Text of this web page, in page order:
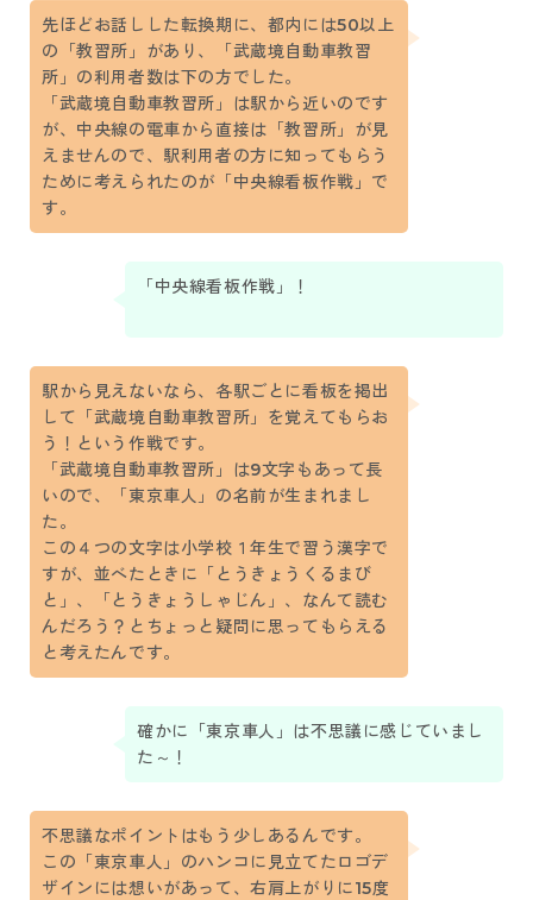
先ほどお話しした転換期に、都内には50以上
の「教習所」があり、「武蔵境自動車教習
所」の利用者数は下の方でした。
「武蔵境自動車教習所」は駅から近いのです
が、中央線の電車から直接は「教習所」が見
えませんので、駅利用者の方に知ってもらう
ために考えられたのが「中央線看板作戦」で
す。
「中央線看板作戦」！
駅から見えないなら、各駅ごとに看板を掲出
して「武蔵境自動車教習所」を覚えてもらお
う！という作戦です。
「武蔵境自動車教習所」は9文字もあって長
いので、「東京車人」の名前が生まれまし
た。
この４つの文字は小学校１年生で習う漢字で
すが、並べたときに「とうきょうくるまび
と」、「とうきょうしゃじん」、なんて読む
んだろう？とちょっと疑問に思ってもらえる
と考えたんです。
確かに「東京車人」は不思議に感じていまし
た～！
不思議なポイントはもう少しあるんです。
この「東京車人」のハンコに見立てたロゴデ
ザインには想いがあって、右肩上がりに15度